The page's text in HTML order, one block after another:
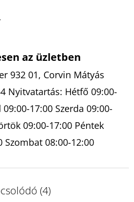
az üzletben
932 01, Corvin Mátyás
Nyitvatartás: Hétfő 09:00-
09:00-17:00 Szerda 09:00-
09:00-17:00 Péntek
Szombat 08:00-12:00
(4)